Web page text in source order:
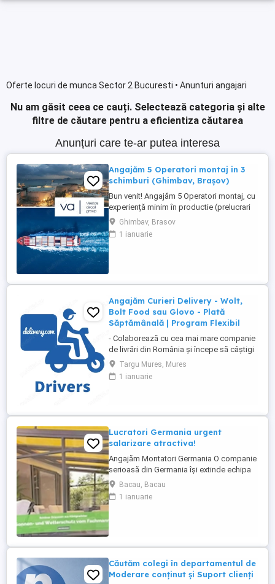
Oferte locuri de munca Sector 2 Bucuresti • Anunturi angajari
Nu am găsit ceea ce cauți. Selectează categoria și alte
filtre de căutare pentru a eficientiza căutarea
Anunțuri care te-ar putea interesa
Angajăm 5 Operatori montaj in 3
schimburi (Ghimbav, Brașov)
Bun venit! Angajăm 5 Operatori montaj, cu
experiență minim în productie (prelucrari
prin aschiere). Căutăm persoane serioase,
dornice să învețe și să muncească, se va
oferi instruire la locul de muncă. Program:
Ghimbav, Brasov
1 ianuarie
Angajăm Curieri Delivery - Wolt,
Bolt Food sau Glovo - Plată
Săptămânală | Program Flexibil
- Colaborează cu cea mai mare companie
de livrări din România și începe să câștigi
rapid! - Cerințe: Minim 18 ani Mijloc de
transport propriu (mașină, scuter,
motocicletă sau bicicletă) Telefon mobil
atractive ...
Targu Mures, Mures
1 ianuarie
Lucratori Germania urgent
salarizare atractiva!
Angajăm Montatori Germania O companie
serioasă din Germania își extinde echipa
și caută minimum 2, ideal 4 montatori
pentru montajul de: acoperișuri pentru
terase; sisteme din aluminiu; sisteme
Bacau, Bacau
1 ianuarie
Căutăm colegi în departamentul de
Moderare conținut și Suport clienți